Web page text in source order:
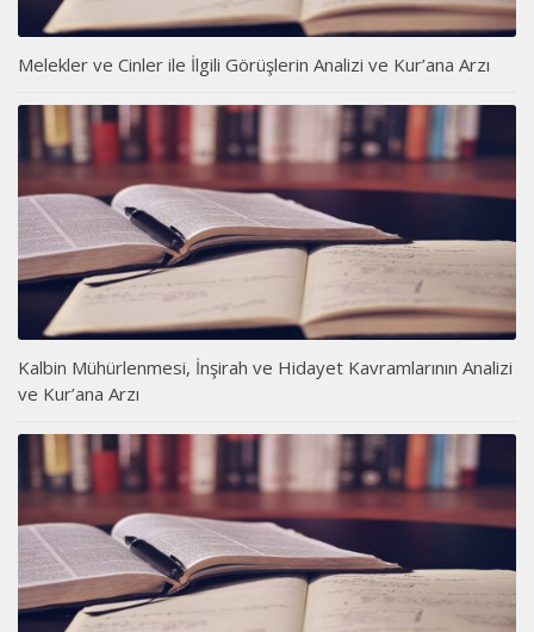
Melekler ve Cinler ile İlgili Görüşlerin Analizi ve Kur’ana Arzı
Kalbin Mühürlenmesi, İnşirah ve Hidayet Kavramlarının Analizi
ve Kur’ana Arzı